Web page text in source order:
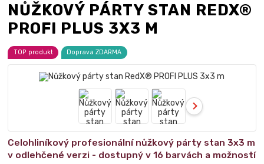
NŮŽKOVÝ PÁRTY STAN REDX®
PROFI PLUS 3X3 M
TOP produkt Doprava ZDARMA
Celohliníkový profesionální nůžkový párty stan 3x3 m
v odlehčené verzi - dostupný v 16 barvách a možností